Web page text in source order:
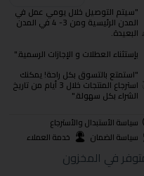
"سيتم التوصيل خلال يومي عمل في
المدن الرئيسية ومن 3- 4 في المدن
البعيدة.
بإستثناء العطلات و الإجازات الرسمية."
"استمتع بالتسوق بكل راحة! يمكنك
استرجاع المنتجات خلال 3 أيام من تاريخ
الشراء بكل سهولة."
سياسة الأستبدال والأسترجاع
سياسة الضمان
خدمة العملاء